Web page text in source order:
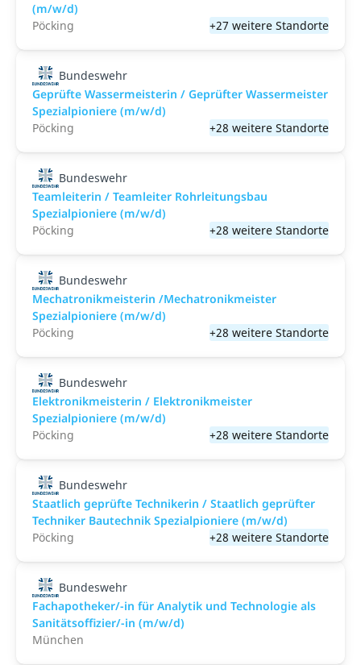
(m/w/d)
Pöcking
+27 weitere Standorte
Bundeswehr
Geprüfte Wassermeisterin / Geprüfter Wassermeister
Spezialpioniere (m/w/d)
Pöcking
+28 weitere Standorte
Bundeswehr
Teamleiterin / Teamleiter Rohrleitungsbau
Spezialpioniere (m/w/d)
Pöcking
+28 weitere Standorte
Bundeswehr
Mechatronikmeisterin /Mechatronikmeister
Spezialpioniere (m/w/d)
Pöcking
+28 weitere Standorte
Bundeswehr
Elektronikmeisterin / Elektronikmeister
Spezialpioniere (m/w/d)
Pöcking
+28 weitere Standorte
Bundeswehr
Staatlich geprüfte Technikerin / Staatlich geprüfter
Techniker Bautechnik Spezialpioniere (m/w/d)
Pöcking
+28 weitere Standorte
Bundeswehr
Fachapotheker/-in für Analytik und Technologie als
Sanitätsoffizier/-in (m/w/d)
München